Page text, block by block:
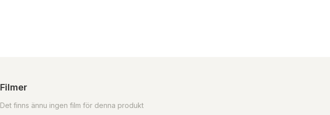
Filmer
Det finns ännu ingen film för denna produkt